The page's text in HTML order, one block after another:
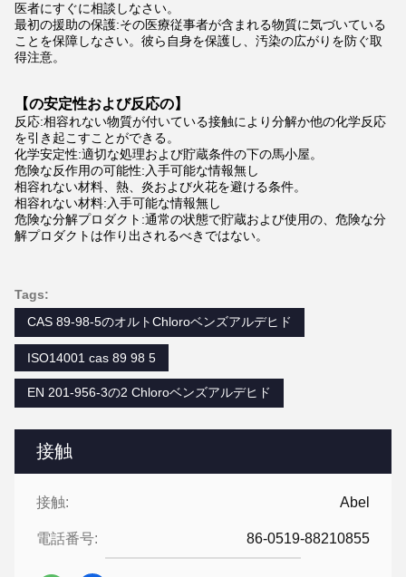
接触
接触: Abel
電話番号: 86-0519-88210855
医者にすぐに相談しなさい。
最初の援助の保護:その医療従事者が含まれる物質に気づいている
ことを保障しなさい。彼ら自身を保護し、汚染の広がりを防ぐ取
得注意。
【の安定性および反応の】
反応:相容れない物質が付いている接触により分解か他の化学反応
を引き起こすことができる。
化学安定性:適切な処理および貯蔵条件の下の馬小屋。
危険な反作用の可能性:入手可能な情報無し
相容れない材料、 熱、炎および火花を避ける条件。
相容れない材料:入手可能な情報無し
危険な分解プロダクト:通常の状態で貯蔵および使用の、危険な分
解プロダクトは作り出されるべきではない。
Tags:
CAS 89-98-5のオルトChloroベンズアルデヒド
ISO14001 cas 89 98 5
EN 201-956-3の2 Chloroベンズアルデヒド